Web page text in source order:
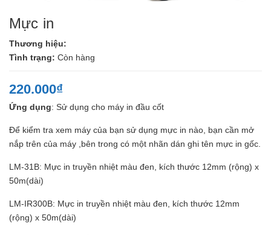
Mực in
Thương hiệu:
Tình trạng: Còn hàng
220.000₫
Ứng dụng: Sử dụng cho máy in đầu cốt
Để kiểm tra xem máy của bạn sử dụng mực in nào, bạn cần mở
nắp trên của máy ,bên trong có một nhãn dán ghi tên mực in gốc.
LM-31B: Mực in truyền nhiệt màu đen, kích thước 12mm (rộng) x
50m(dài)
LM-IR300B: Mực in truyền nhiệt màu đen, kích thước 12mm
(rộng) x 50m(dài)